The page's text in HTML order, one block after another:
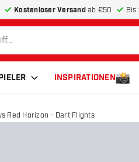
Kostenloser Versandab €50 Bis
INSPIRATIONEN
Red Horizon - Dart Flights